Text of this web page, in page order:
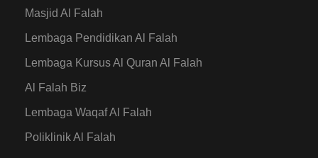
Masjid Al Falah
Lembaga Pendidikan Al Falah
Lembaga Kursus Al Quran Al Falah
Al Falah Biz
Lembaga Waqaf Al Falah
Poliklinik Al Falah